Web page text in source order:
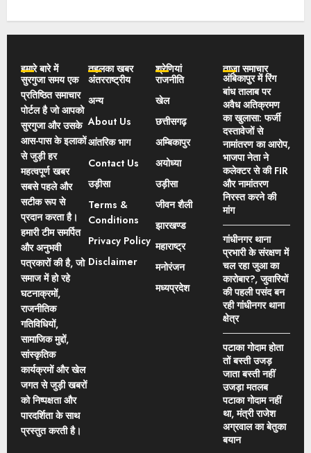
हमारे बारे में
सुरगुजा समय एक
प्रतिष्ठित समाचार
पोर्टल है जो आपको
सुरगुजा और उसके
आस-पास के इलाकों
से जुड़ी हर
महत्वपूर्ण खबर
सबसे पहले और
सटीक रूप से
प्रदान करता है।
हमारी टीम समर्पित
और अनुभवी
पत्रकारों की है, जो
समाज में हो रहे
घटनाक्रमों,
राजनीतिक
गतिविधियों,
सामाजिक मुद्दों,
सांस्कृतिक
कार्यक्रमों और खेल
जगत से जुड़ी खबरों
को निष्पक्षता और
पारदर्शिता के साथ
प्रस्तुत करती है।
तहलका खबर
अंतरराष्ट्रीय
अन्य
About Us
आंतरिक भाग
Contact Us
उड़ीसा
Terms &
Conditions
Privacy Policy
Disclaimer
श्रेणियां
राजनीति
खेल
छत्तीसगढ़
अम्बिकापुर
अयोध्या
उड़ीसा
जीवन शैली
झारखण्ड
महाराष्ट्र
मनोरंजन
मध्यप्रदेश
ताज़ा समाचार
अंबिकापुर में रिंग
बांध तालाब पर
अवैध अतिक्रमण
का खुलासा: फर्जी
दस्तावेजों से
नामांतरण का आरोप,
भाजपा नेता ने
कलेक्टर से की FIR
और नामांतरण
निरस्त करने की
मांग
गांधीनगर थाना
प्रभारी के संरक्षण में
चल रहा जुआ का
कारोबार?, जुवारियों
की पहली पसंद बन
रही गांधीनगर थाना
क्षेत्र
पटाका गोदाम होता
तों बस्ती उजड़
जाता बस्ती नहीं
उजड़ा मतलब
पटाका गोदाम नहीं
था, मंत्री राजेश
अग्रवाल का बेतुका
बयान